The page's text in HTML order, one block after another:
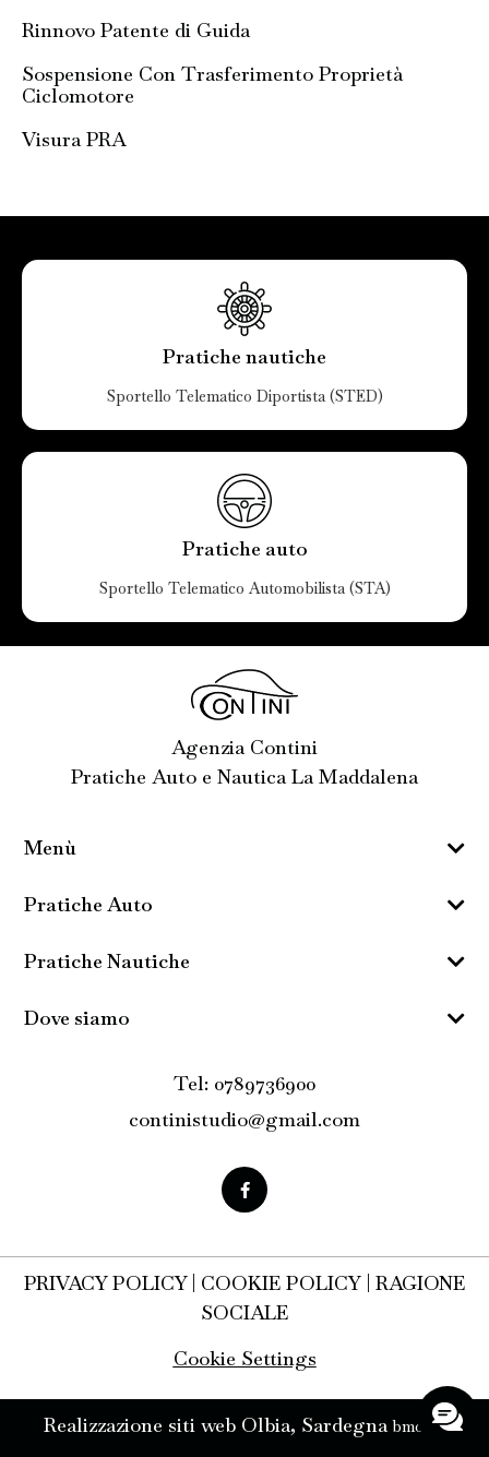
Rinnovo Patente di Guida
Sospensione Con Trasferimento Proprietà
Ciclomotore
Visura PRA
Pratiche nautiche
Sportello Telematico Diportista (STED)
Pratiche auto
Sportello Telematico Automobilista (STA)
Agenzia Contini
Pratiche Auto e Nautica La Maddalena
Menù
Pratiche Auto
Pratiche Nautiche
Dove siamo
Tel: 0789736900
continistudio@gmail.com
PRIVACY POLICY| COOKIE POLICY RAGIONE
SOCIALE
Cookie Settings
Realizzazione siti web Olbia, Sardegnabmob.it